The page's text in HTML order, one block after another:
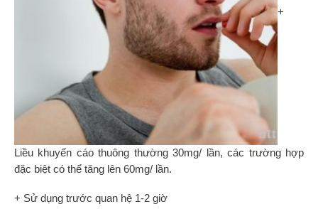
+
Liều khuyến cáo thuông thường 30mg/ lần, các trường hợp
đặc biệt có thể tăng lên 60mg/ lần.
+ Sử dụng trước quan hệ 1-2 giờ